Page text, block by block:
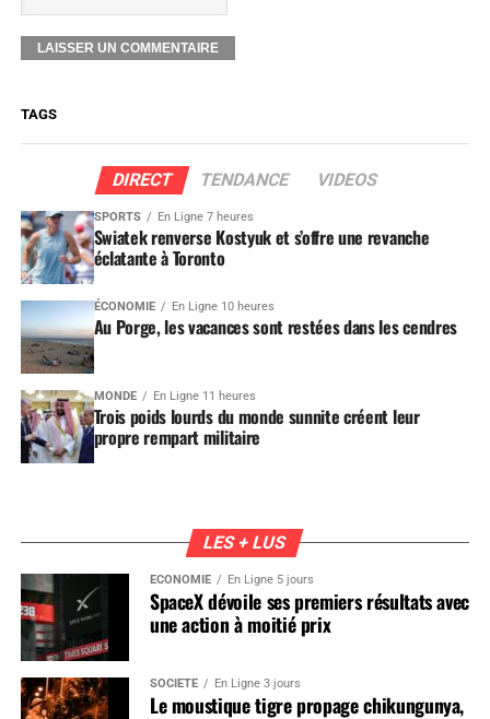
TAGS
DIRECT TENDANCE VIDEOS
SPORTS En Ligne 7 heures
Swiatek renverse Kostyuk et s’offre une revanche
éclatante à Toronto
ÉCONOMIE En Ligne 10 heures
Au Porge, les vacances sont restées dans les cendres
MONDE En Ligne 11 heures
Trois poids lourds du monde sunnite créent leur
propre rempart militaire
LES + LUS
ÉCONOMIE En Ligne 5 jours
SpaceX dévoile ses premiers résultats avec
une action à moitié prix
SOCIÉTÉ En Ligne 3 jours
Le moustique tigre propage chikungunya,